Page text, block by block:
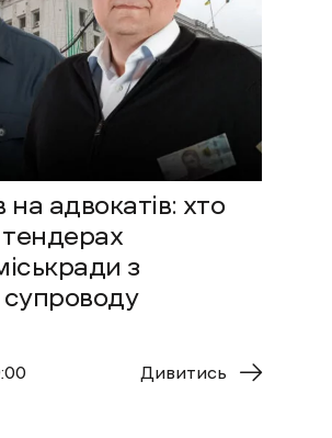
на адвокатів: хто
з
Дивитись